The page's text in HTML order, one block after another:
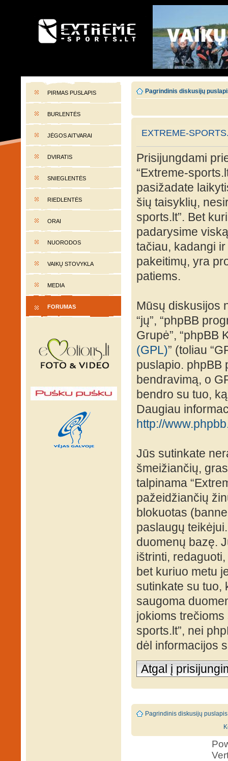
EXTREME-SPORTS.LT
PIRMAS PUSLAPIS
BURLENTĖS
JĖGOS AITVARAI
DVIRATIS
SNIEGLENTĖS
RIEDLENTĖS
ORAI
NUORODOS
VAIKŲ STOVYKLA
MEDIA
FORUMAS
Pagrindinis diskusijų
EXTREME-
Prisijungdami
“Extreme-
pasižadate
šių taisyklių,
sports.lt”. Bet
padarysime
tačiau, kadangi
pakeitimų, yra
patiems.
Mūsų diskusijos
“jų”, “phpBB
Grupė”, “phpBB
(GPL)” (toliau
puslapio. phpBB
bendravimą, o
bendro su tuo,
Daugiau
http://
Jūs sutinkate
šmeižiančių,
talpinama
pažeidžiančių
blokuotas
paslaugų
duomenų bazę.
ištrinti,
bet kuriuo metu
sutinkate su tuo,
saugoma
jokioms trečioms
sports.lt”, nei
dėl informacijos
Atgal į
Pagrindinis diskusijų puslapis